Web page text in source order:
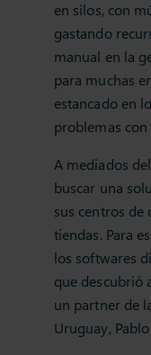
en silos, con
gastando
manual en la
para muchas
estancado en
problemas
A mediados
buscar una
sus centros de
tiendas. Para
los softwares
que descubrió
un partner de
Uruguay,